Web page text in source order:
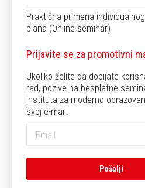
Praktična primena
plana (Online seminar)
Prijavite se za promotivni
Ukoliko želite da dobijate
rad, pozive na besplatne
Instituta za moderno
svoj e-mail.